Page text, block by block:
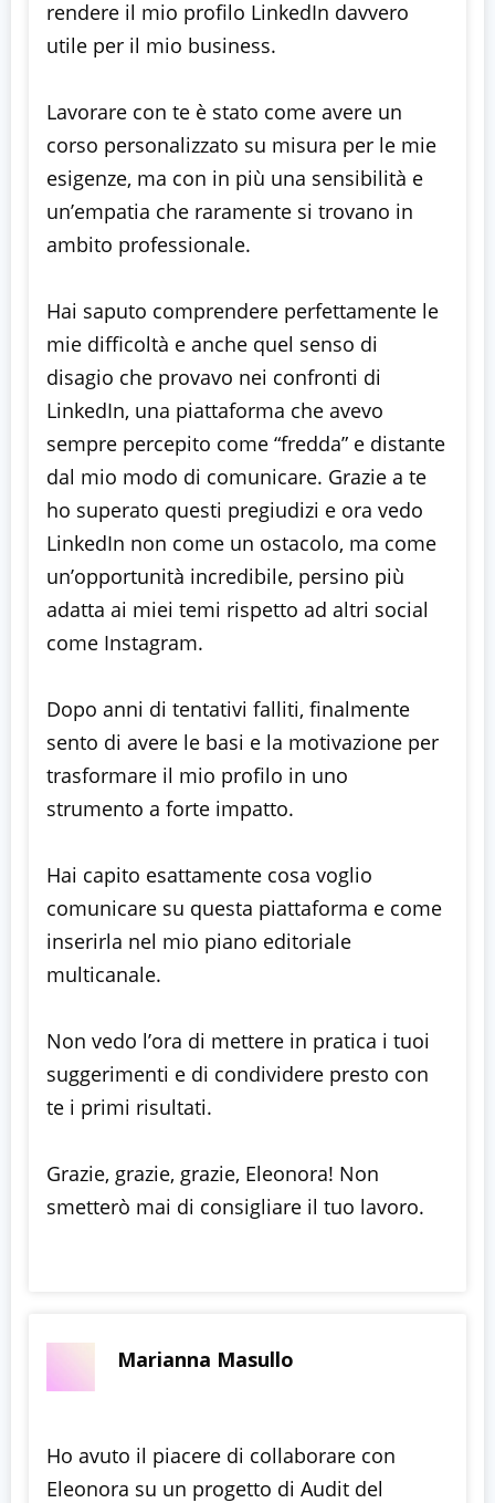
rendere il mio profilo LinkedIn davvero
utile per il mio business.
Lavorare con te è stato come avere un
corso personalizzato su misura per le mie
esigenze, ma con in più una sensibilità e
un’empatia che raramente si trovano in
ambito professionale.
Hai saputo comprendere perfettamente le
mie difficoltà e anche quel senso di
disagio che provavo nei confronti di
LinkedIn, una piattaforma che avevo
sempre percepito come “fredda” e distante
dal mio modo di comunicare. Grazie a te
ho superato questi pregiudizi e ora vedo
LinkedIn non come un ostacolo, ma come
un’opportunità incredibile, persino più
adatta ai miei temi rispetto ad altri social
come Instagram.
Dopo anni di tentativi falliti, finalmente
sento di avere le basi e la motivazione per
trasformare il mio profilo in uno
strumento a forte impatto.
Hai capito esattamente cosa voglio
comunicare su questa piattaforma e come
inserirla nel mio piano editoriale
multicanale.
Non vedo l’ora di mettere in pratica i tuoi
suggerimenti e di condividere presto con
te i primi risultati.
Grazie, grazie, grazie, Eleonora! Non
smetterò mai di consigliare il tuo lavoro.
Marianna Masullo
Ho avuto il piacere di collaborare con
Eleonora su un progetto di Audit del